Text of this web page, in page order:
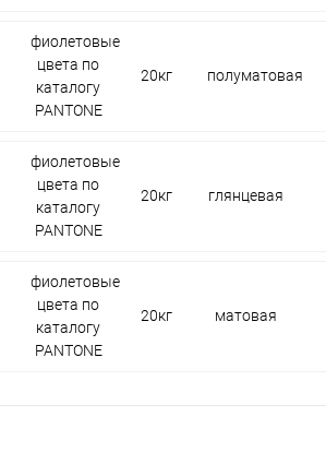
фиолетовые
цвета по
каталогу
PANTONE
20кг полуматовая
фиолетовые
цвета по
каталогу
PANTONE
20кг глянцевая
фиолетовые
цвета по
каталогу
PANTONE
20кг матовая